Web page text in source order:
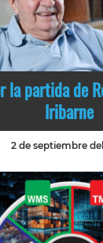
la partida de
Iribarne
2 de septiembre